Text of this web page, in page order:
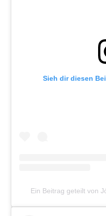
Sieh dir diesen
Ein Beitrag geteilt von